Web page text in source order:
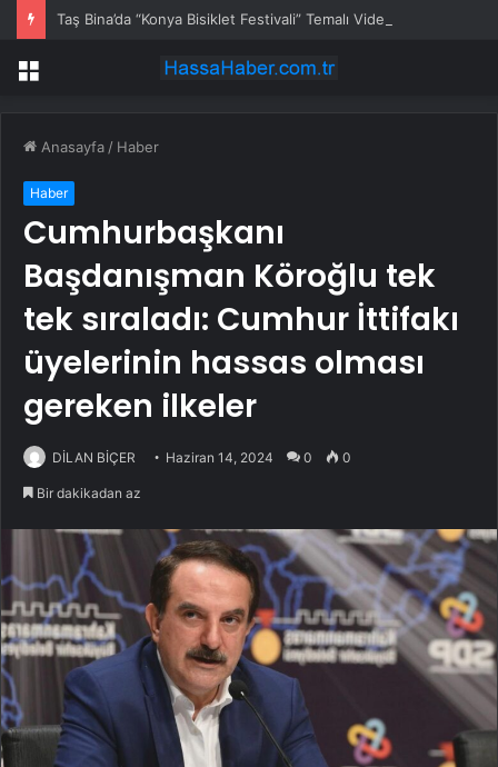
Menü
Anasayfa / Haber
Haber
Cumhurbaşkanı
Başdanışman Köroğlu tek
tek sıraladı: Cumhur İttifakı
üyelerinin hassas olması
gereken ilkeler
DİLAN BİÇER Haziran 14, 2024 0 0
Bir dakikadan az